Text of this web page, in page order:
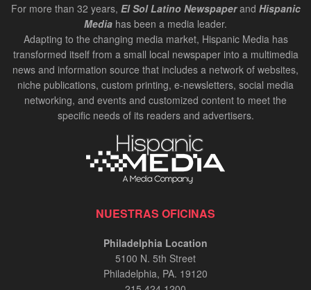
For more than 32 years, El Sol Latino Newspaperand Hispanic
Media has been a media leader.
Adapting to the changing media market, Hispanic Media has
transformed itself from a small local newspaper into a multimedia
news and information source that includes a network of websites,
niche publications, custom printing, e-newsletters, social media
networking, and events and customized content to meet the
specific needs of its readers and advertisers.
NUESTRAS OFICINAS
Philadelphia Location
5100 N. 5th Street
Philadelphia, PA. 19120